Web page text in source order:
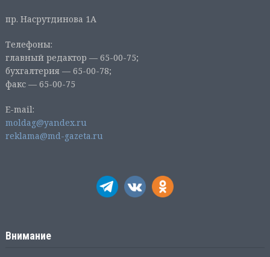
пр. Насрутдинова 1А
Телефоны:
главный редактор — 65-00-75;
бухгалтерия — 65-00-78;
факс — 65-00-75
E-mail:
moldag@yandex.ru
reklama@md-gazeta.ru
Внимание